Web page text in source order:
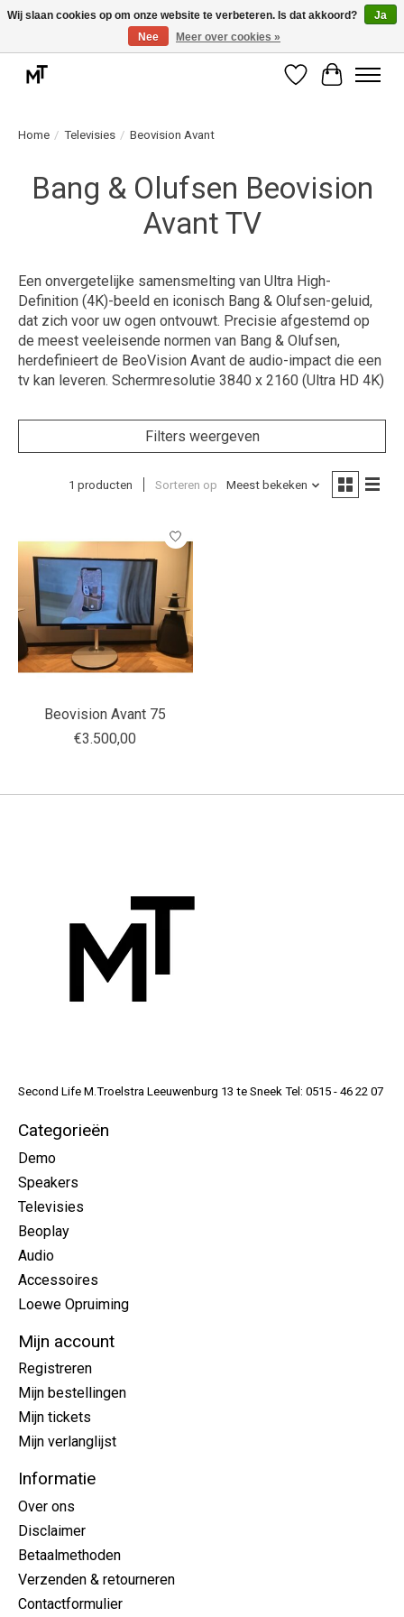
Deskundige installatie of montage nodig? Vraag ons naar de mogelijkheden.
Verlanglijst
Home / Televisies / Beovision Avant
Bang & Olufsen Beovision
Avant TV
Een onvergetelijke samensmelting van Ultra High-
Definition (4K)-beeld en iconisch Bang & Olufsen-geluid,
dat zich voor uw ogen ontvouwt. Precisie afgestemd op
de meest veeleisende normen van Bang & Olufsen,
herdefinieert de BeoVision Avant de audio-impact die een
tv kan leveren. Schermresolutie 3840 x 2160 (Ultra HD 4K)
Filters weergeven
1 producten Sorteren op Meest bekeken
Beovision Avant 75
€3.500,00
Second Life M.Troelstra Leeuwenburg 13 te Sneek Tel: 0515 - 46 22 07
Categorieën
Demo
Speakers
Televisies
Beoplay
Audio
Accessoires
Loewe Opruiming
Mijn account
Registreren
Mijn bestellingen
Mijn tickets
Mijn verlanglijst
Informatie
Over ons
Disclaimer
Betaalmethoden
Verzenden & retourneren
Contactformulier
Wij slaan cookies op om onze website te verbeteren. Is dat akkoord?
Ja
Nee
Meer over cookies »